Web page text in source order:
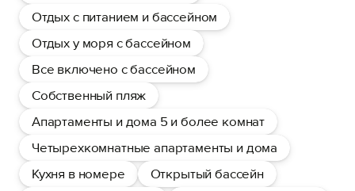
Отдых с питанием и бассейном
Отдых у моря с бассейном
Все включено с бассейном
Собственный пляж
Апартаменты и дома 5 и более комнат
Четырехкомнатные апартаменты и дома
Кухня в номере
Открытый бассейн